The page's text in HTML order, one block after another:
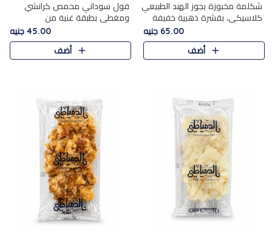
شكلمة مخبوزة بجوز الهند الطبيعي
كلاسيكي، بقشرة ذهبية خفيفة
وقلب طري رطب يذوب في الفم،
تمنحك المذاق الشرقي الحلو الأصيل
التقليدي في كل لقمة.
65.00 جنيه
أضف
فول سوداني محمص كرانشي
ومغطى بطبقة غنية من
الشوكولاتة، يجمع بين طعم
القرمشة الأصيلة الكلاسكيكية
التقليدية للفول السوداني وحلاوة
45.00 جنيه
أضف